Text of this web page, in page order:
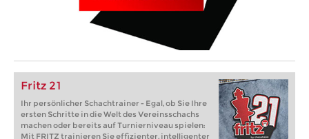
Fritz 21
Ihr persönlicher Schachtrainer - Egal, ob Sie Ihre
ersten Schritte in die Welt des Vereinsschachs
machen oder bereits auf Turnierniveau spielen:
Mit FRITZ trainieren Sie effizienter, intelligenter